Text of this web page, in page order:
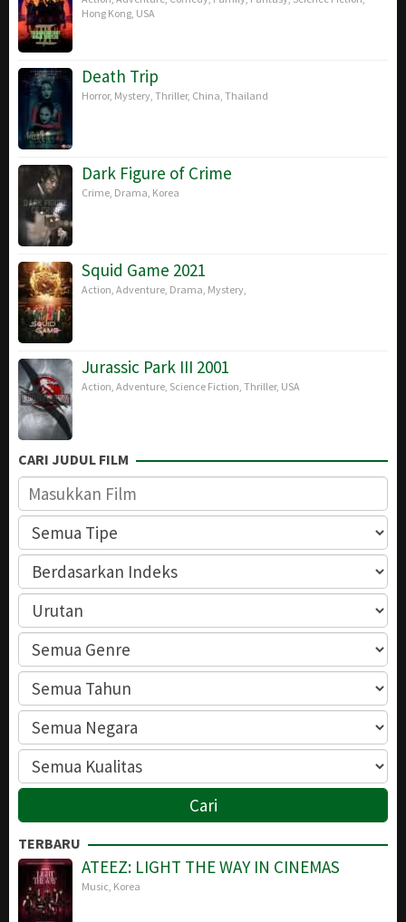
Hong Kong USA
Death Trip
Horror, Mystery Thriller, China Thailand
Dark Figure of Crime
Crime Drama Korea
Squid Game 2021
Action Adventure Drama Mystery
Jurassic Park III 2001
Action Adventure Science Fiction Thriller, USA
CARI JUDUL FILM
TERBARU
ATEEZ: LIGHT THE WAY IN CINEMAS
Music Korea